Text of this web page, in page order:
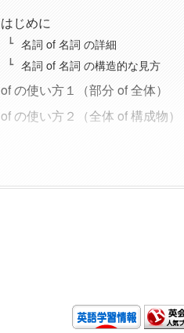
はじめに
名詞 of 名詞 の詳細
名詞 of 名詞 の構造的な見方
of の使い方１（部分 of 全体）
of の使い方２（全体 of 構成物）